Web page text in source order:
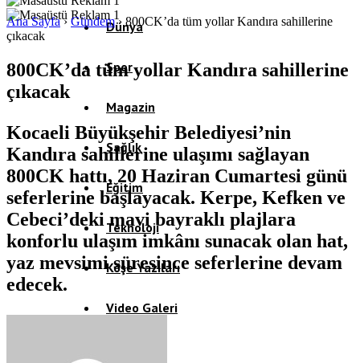
Dünya
Spor
Magazin
Sağlık
Eğitim
Teknoloji
Köşe Yazıları
Video Galeri
Ana Sayfa› Gündem› 800CK’da tüm yollar Kandıra sahillerine
çıkacak
800CK’da tüm yollar Kandıra sahillerine
çıkacak
Kocaeli Büyükşehir Belediyesi’nin
Kandıra sahillerine ulaşımı sağlayan
800CK hattı, 20 Haziran Cumartesi günü
seferlerine başlayacak. Kerpe, Kefken ve
Cebeci’deki mavi bayraklı plajlara
konforlu ulaşım imkânı sunacak olan hat,
yaz mevsimi süresince seferlerine devam
edecek.